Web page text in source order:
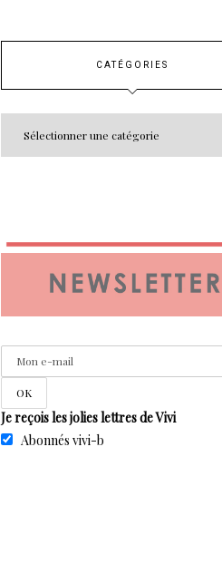
CATÉGORIES
Je reçois les jolies lettres de Vivi
Abonnés vivi-b